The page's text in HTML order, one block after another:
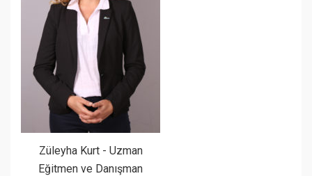
Züleyha Kurt - Uzman
Eğitmen ve Danışman